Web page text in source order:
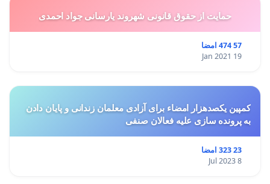
حمایت از حقوق قانونی شهروند یارسانی جواد احمدی
57 474 امضا
19 Jan 2021
کمپین یکصدهزار امضاء برای آزادی معلمان زندانی و پایان دادن
به پرونده سازی علیه فعالان صنفی
23 323 امضا
8 Jul 2023